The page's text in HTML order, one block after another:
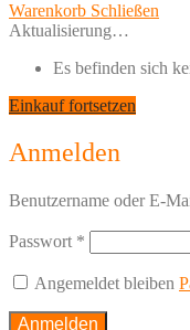
Warenkorb Schließen
Aktualisierung…
Es befinden sich
Einkauf fortsetzen
Anmelden
Benutzername oder E-
Passwort *
Angemeldet bleiben
Anmelden